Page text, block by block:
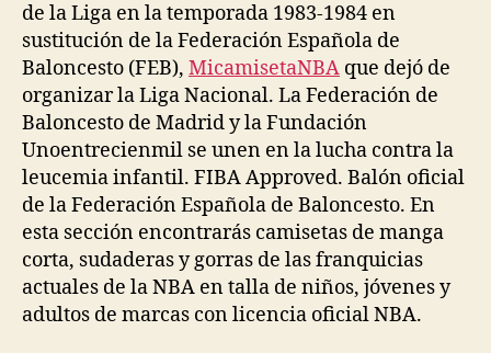
de la Liga en la temporada 1983-1984 en
sustitución de la Federación Española de
Baloncesto (FEB), MicamisetaNBA que dejó de
organizar la Liga Nacional. La Federación de
Baloncesto de Madrid y la Fundación
Unoentrecienmil se unen en la lucha contra la
leucemia infantil. FIBA Approved. Balón oficial
de la Federación Española de Baloncesto. En
esta sección encontrarás camisetas de manga
corta, sudaderas y gorras de las franquicias
actuales de la NBA en talla de niños, jóvenes y
adultos de marcas con licencia oficial NBA.